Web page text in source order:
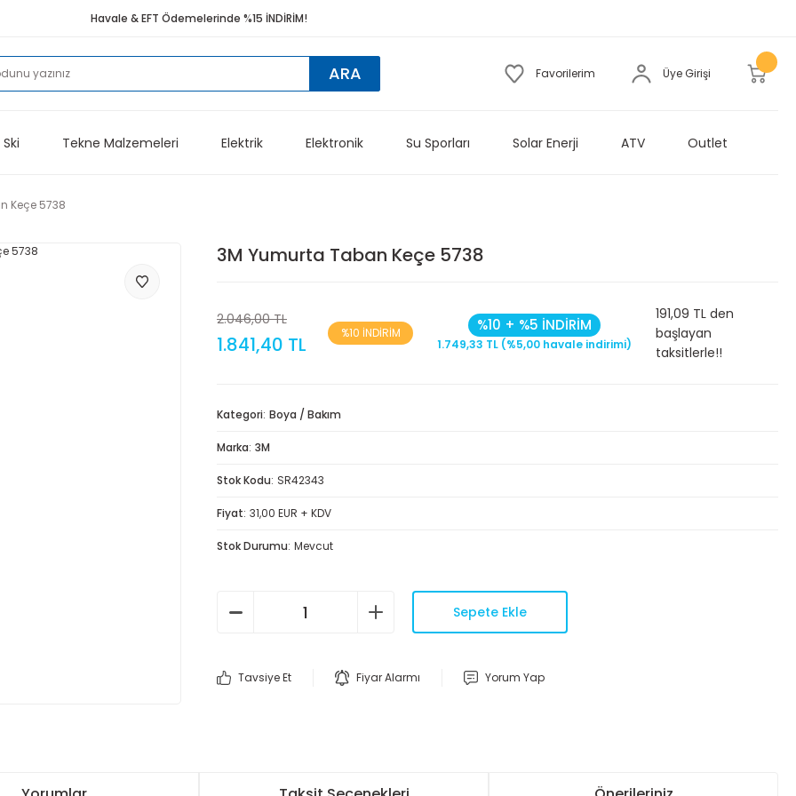
Havale & EFT Ödemelerinde %15 İNDİRİM!
ARA Favorilerim Üye Girişi
Tekne Malzemeleri Elektrik Elektronik Su Sporları Solar Enerji ATV Outlet
Keçe 5738
3M Yumurta Taban Keçe 5738
2.046,00 TL
1.841,40 TL %10 İNDİRİM %10 + %5 İNDİRİM
1.749,33 TL (%5,00 havale indirimi)
191,09 TL den
başlayan
taksitlerle!!
Kategori Boya / Bakım
Marka 3M
Stok Kodu SR42343
Fiyat 31,00 EUR + KDV
Stok Durumu Mevcut
Sepete Ekle
Tavsiye Et Fiyar Alarmı Yorum Yap